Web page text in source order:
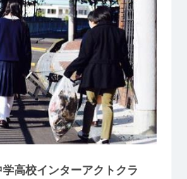
高校インターアクトクラ